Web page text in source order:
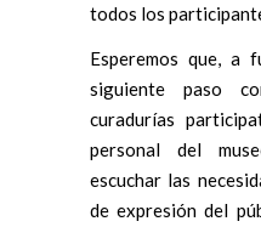
todos los
Esperemos que, a
siguiente paso
curadurías
personal del
escuchar las
de expresión del